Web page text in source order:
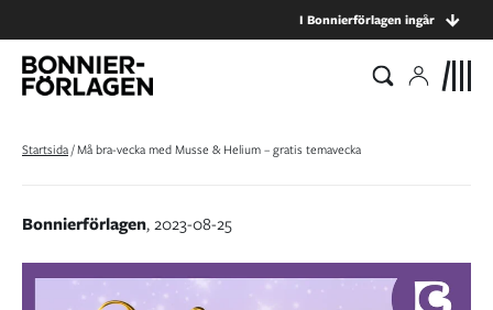
I Bonnierförlagen ingår
Startsida/Må bra-vecka med Musse & Helium – gratis temavecka
Bonnierförlagen, 2023-08-25